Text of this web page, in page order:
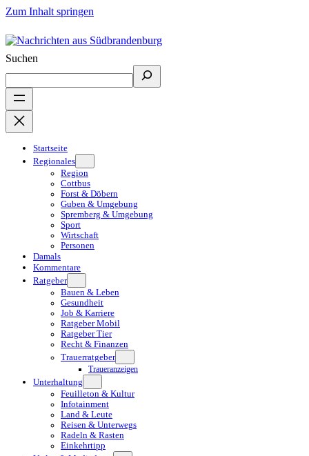
Zum Inhalt springen
Suchen
Startseite
Regionales
Region
Cottbus
Forst & Döbern
Guben & Umgebung
Spremberg & Umgebung
Sport
Wirtschaft
Personen
Damals
Kommentare
Ratgeber
Bauen & Leben
Gesundheit
Job & Karriere
Ratgeber Mobil
Ratgeber Tier
Recht & Finanzen
Trauerratgeber
Traueranzeigen
Unterhaltung
Feuilleton & Kultur
Infotainment
Land & Leute
Reisen & Unterwegs
Radeln & Rasten
Einkehrtipp